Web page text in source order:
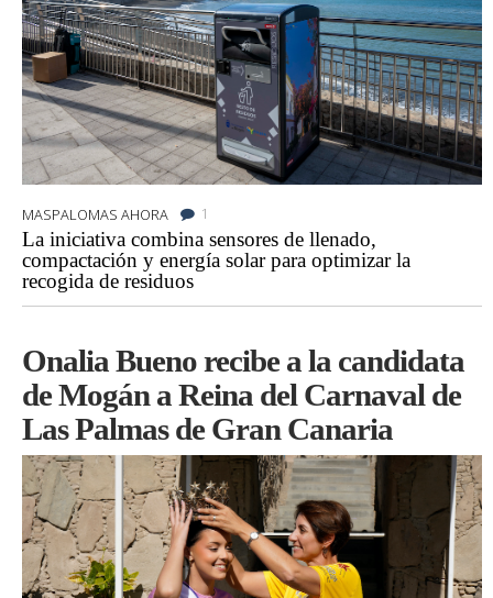
MASPALOMAS AHORA 1
La iniciativa combina sensores de llenado,
compactación y energía solar para optimizar la
recogida de residuos
Onalia Bueno recibe a la candidata
de Mogán a Reina del Carnaval de
Las Palmas de Gran Canaria